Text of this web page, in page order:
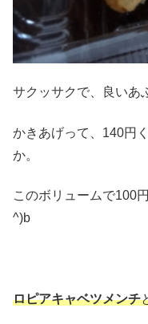
サクッサクで、良いあ
かきあげって、140円
か。
このボリュームで100
^)b
ロピアキャベツメンチ